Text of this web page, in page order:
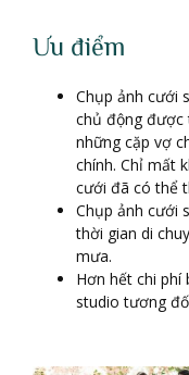
Ưu điểm
Chụp ảnh cưới
chủ động được
những cặp vợ
chính. Chỉ mất
cưới đã có thể
Chụp ảnh cưới
thời gian di
mưa.
Hơn hết chi phí
studio tương